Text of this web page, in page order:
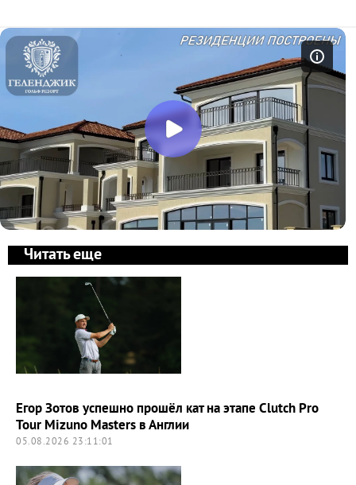
Читать еще
Егор Зотов успешно прошёл кат на этапе Clutch Pro
Tour Mizuno Masters в Англии
05.08.2026 23:11:01